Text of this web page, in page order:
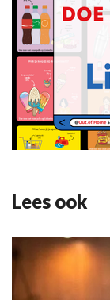
Lees ook